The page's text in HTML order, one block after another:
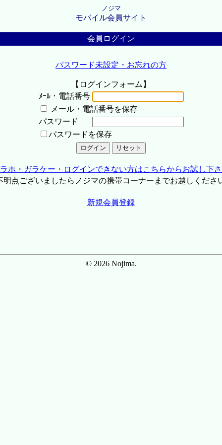
ノジマ
モバイル会員サイト
会員ログイン
パスワード未設定・お忘れの方
【ログインフォーム】
ﾒｰﾙ・電話番号
メール・電話番号を保存
パスワード
パスワードを保存
ホ・ガラケー・ログインできない方はこちらからお試し下
点ございましたらノジマの携帯コーナーまでお越しくださ
新規会員登録
© 2026 Nojima.